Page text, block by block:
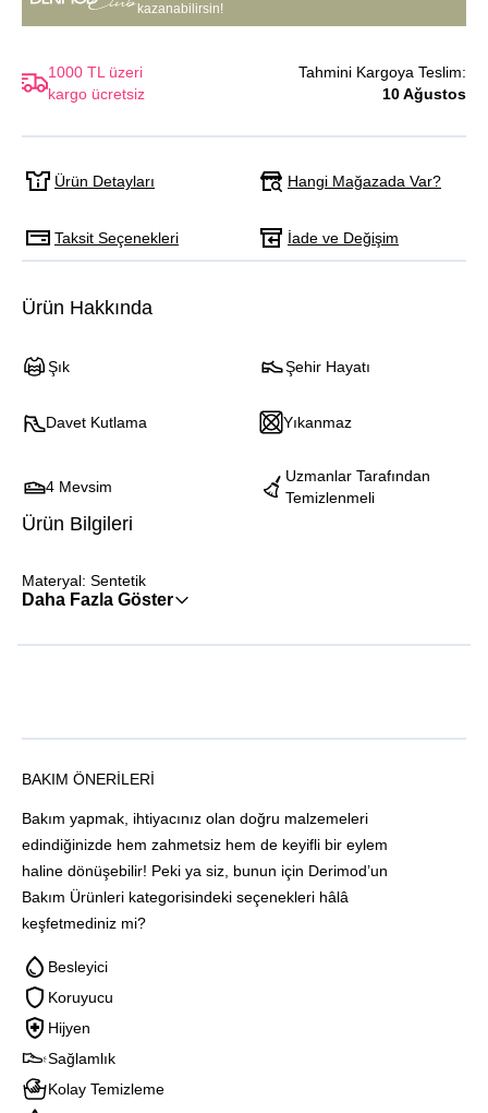
kazanabilirsin!
1000 TL üzeri
kargo ücretsiz
Tahmini Kargoya Teslim:
10 Ağustos
Ürün Detayları Hangi Mağazada Var?
Taksit Seçenekleri İade ve Değişim
Ürün Hakkında
Şık Şehir Hayatı
Davet Kutlama Yıkanmaz
4 Mevsim
Uzmanlar Tarafından
Temizlenmeli
Ürün Bilgileri
Materyal: Sentetik
Daha Fazla Göster
BAKIM ÖNERILERI
Bakım yapmak, ihtiyacınız olan doğru malzemeleri
edindiğinizde hem zahmetsiz hem de keyifli bir eylem
haline dönüşebilir! Peki ya siz, bunun için Derimod’un
Bakım Ürünleri kategorisindeki seçenekleri hâlâ
keşfetmediniz mi?
Besleyici
Koruyucu
Hijyen
Sağlamlık
Kolay Temizleme